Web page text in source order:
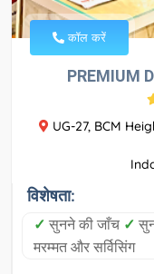
कॉल करें
PREMIUM
UG-27, BCM
विशेषता:
✓ सुनने की जाँच ✓
मरम्मत और सर्विसिंग